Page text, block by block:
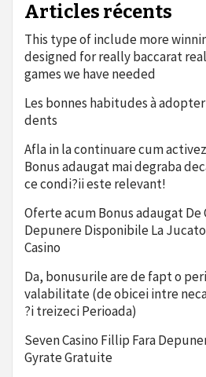
Articles récents
This type of include more
designed for really baccarat
games we have needed
Les bonnes habitudes à
dents
Afla in la continuare cum
Bonus adaugat mai degraba
ce condi?ii este relevant!
Oferte acum Bonus adaugat De
Depunere Disponibile La
Casino
Da, bonusurile are de fapt o
valabilitate (de obicei intre
?i treizeci Perioada)
Seven Casino Fillip Fara
Gyrate Gratuite